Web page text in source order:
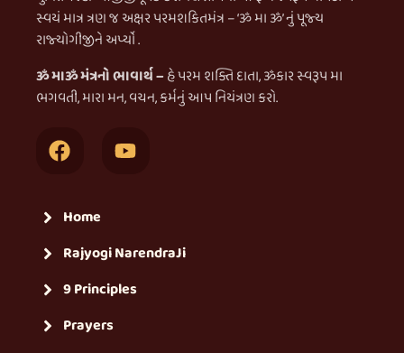
સ્વયં માત્ર ત્રણ જ અક્ષર પરમશકિતમંત્ર – ‘ૐ મા ૐ’ નું પૂજ્ય
રાજ્યોગીજીને અર્પ્યો .
ૐ માૐ મંત્રનો ભાવાર્થ –હે પરમ શક્તિ દાતા, ૐકાર સ્વરૂપ મા
ભગવતી, મારા મન, વચન, કર્મનું આપ નિયંત્રણ કરો.
Home
Rajyogi NarendraJi
9 Principles
Prayers